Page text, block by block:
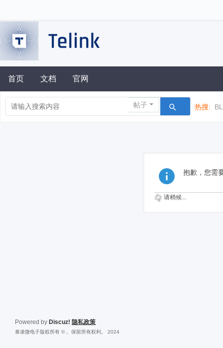
首页 文档 官网
帖子 热搜:
抱歉，您需
请稍候...
Powered by Discuz! 隐私政策
泰凌微电子版权所有 © 。保留所有权利。 2024